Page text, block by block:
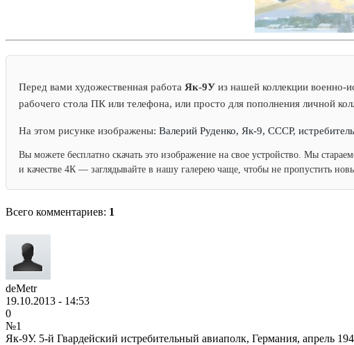
Перед вами художественная работа Як-9У из нашей коллекции военно-
рабочего стола ПК или телефона, или просто для пополнения личной
На этом рисунке изображены: Валерий Руденко, Як-9, СССР,
Вы можете бесплатно скачать это изображение на свое устройство. Мы
и качестве 4К — заглядывайте в нашу галерею чаще, чтобы не пропустить
Всего комментариев: 1
deMetr
19.10.2013 - 14:53
0
№1
Як-9У. 5-й Гвардейский истребительный авиаполк, Германия, апрель